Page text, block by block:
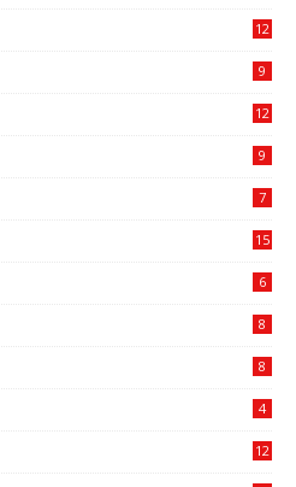
12
9
12
9
7
15
6
8
8
4
12